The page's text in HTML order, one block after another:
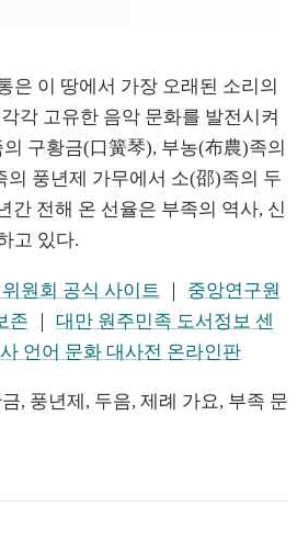
은 이 땅에서 가장 오래된 소리의
각 고유한 음악 문화를 발전시켜
구황금(口簧琴), 부농(布農)족의
의 풍년제 가무에서 소(邵)족의 두
간 전해 온 선율은 부족의 역사, 신
고 있다.
원회 공식 사이트 ｜ 중앙연구원
존 ｜ 대만 원주민족 도서정보 센
언어 문화 대사전 온라인판
, 풍년제, 두음, 제례 가요, 부족 문